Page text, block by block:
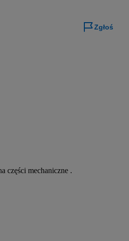
Zgłoś
części mechaniczne .